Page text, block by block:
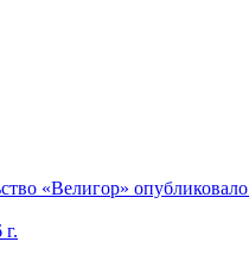
«Велигор»